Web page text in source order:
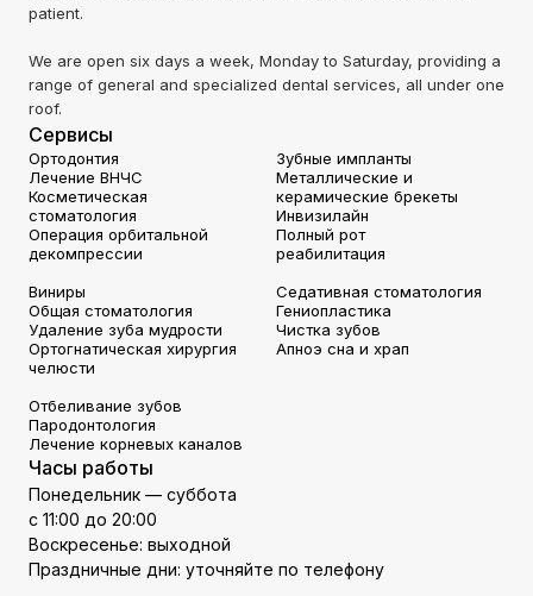
patient.
We are open six days a week, Monday to Saturday, providing a
range of general and specialized dental services, all under one
roof.
Сервисы
Ортодонтия
Лечение ВНЧС
Косметическая
стоматология
Операция орбитальной
декомпрессии
Зубные импланты
Металлические и
керамические брекеты
Инвизилайн
Полный рот
реабилитация
Виниры
Общая стоматология
Удаление зуба мудрости
Ортогнатическая хирургия
челюсти
Седативная стоматология
Гениопластика
Чистка зубов
Апноэ сна и храп
Отбеливание зубов
Пародонтология
Лечение корневых каналов
Часы работы
Понедельник — суббота
с 11:00 до 20:00
Воскресенье: выходной
Праздничные дни: уточняйте по телефону